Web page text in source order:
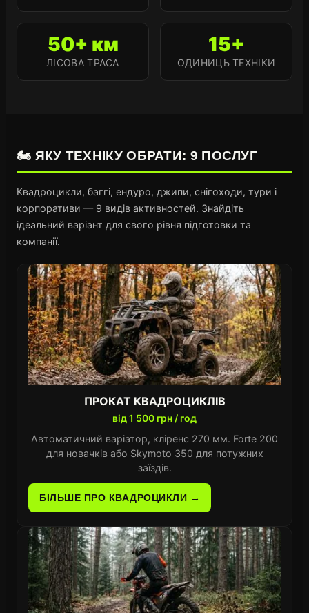
50+ км
ЛІСОВА ТРАСА
15+
ОДИНИЦЬ ТЕХНІКИ
🏍️ ЯКУ ТЕХНІКУ ОБРАТИ: 9 ПОСЛУГ
Квадроцикли, баггі, ендуро, джипи, снігоходи, тури і
корпоративи — 9 видів активностей. Знайдіть
ідеальний варіант для свого рівня підготовки та
компанії.
ПРОКАТ КВАДРОЦИКЛІВ
від 1 500 грн / год
Автоматичний варіатор, кліренс 270 мм. Forte 200
для новачків або Skymoto 350 для потужних
заїздів.
БІЛЬШЕ ПРО КВАДРОЦИКЛИ →